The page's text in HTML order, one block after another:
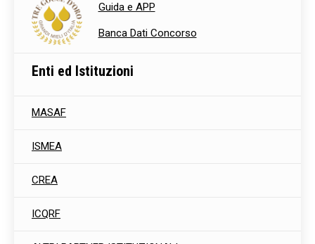
Guida e APP
Banca Dati Concorso
Enti ed Istituzioni
MASAF
ISMEA
CREA
ICQRF